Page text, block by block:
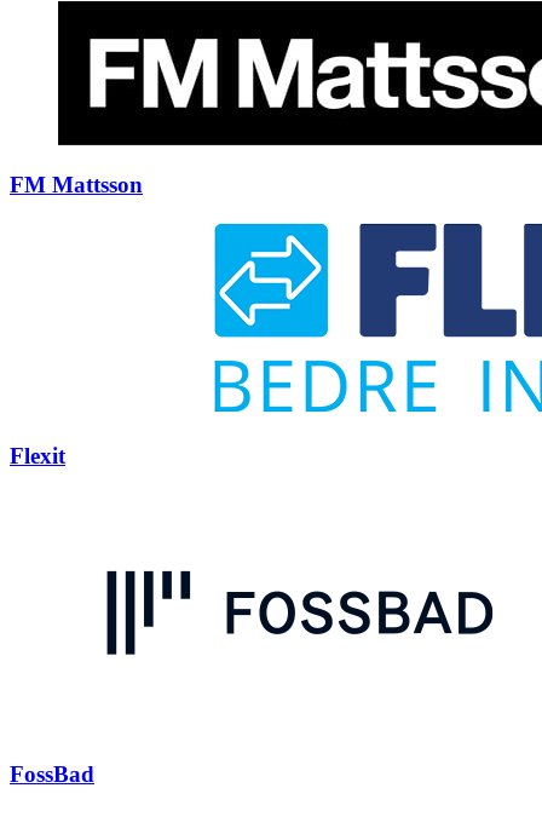
FM Mattsson
Flexit
FossBad